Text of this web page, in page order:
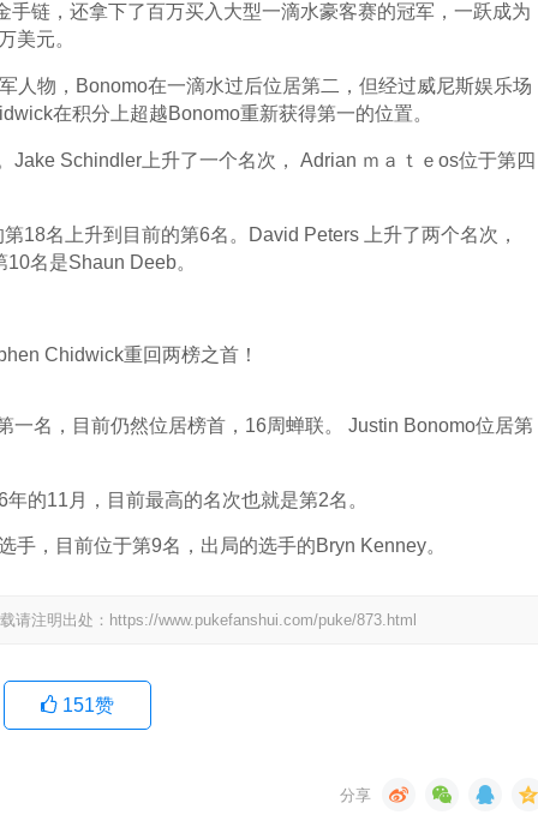
链，还拿下了百万买入大型一滴水豪客赛的冠军，一跃成为
美元。
人物，Bonomo在一滴水过后位居第二，但经过威尼斯娱乐场
在积分上超越Bonomo重新获得第一的位置。
Jake Schindler上升了一个名次， Adrian ｍａｔｅos位于第四
18名上升到目前的第6名。David Peters 上升了两个名次，
名是Shaun Deeb。
名，目前仍然位居榜首，16周蝉联。 Justin Bonomo位居第
的11月，目前最高的名次也就是第2名。
，目前位于第9名，出局的选手的Bryn Kenney。
请注明出处：https://www.pukefanshui.com/puke/873.html
151赞